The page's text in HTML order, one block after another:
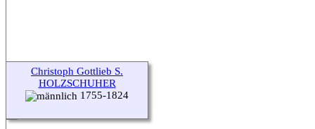
Christoph Gottlieb S.
HOLZSCHUHER
1755-1824